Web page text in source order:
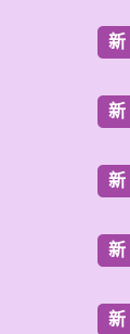
新
新
新
新
新